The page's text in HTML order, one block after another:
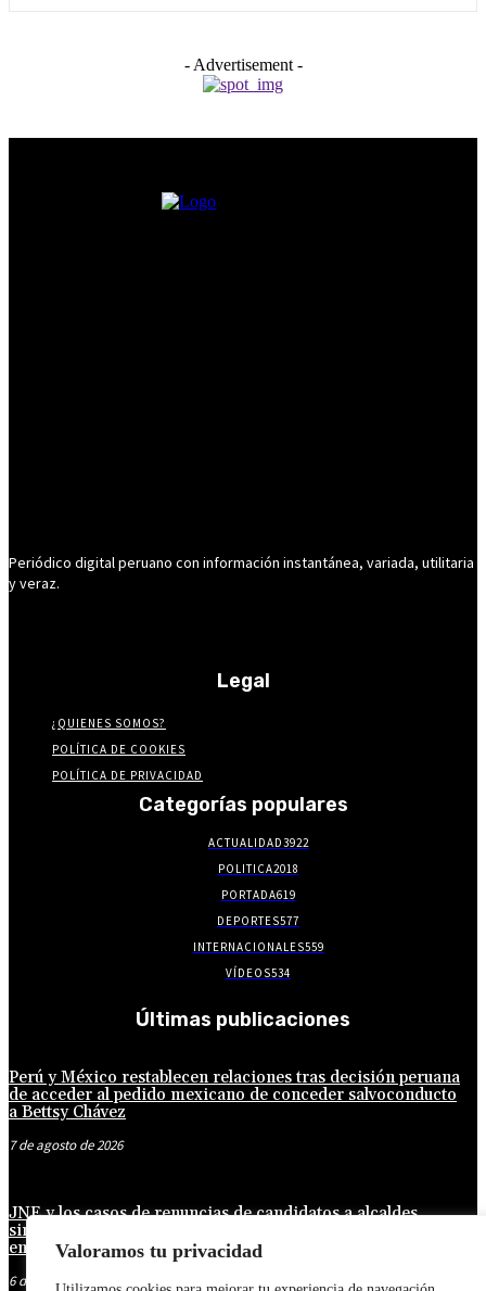
Valoramos tu privacidad
- Advertisement -
Periódico digital peruano con información instantánea, variada, utilitaria
y veraz.
Legal
¿QUIENES SOMOS?
POLÍTICA DE COOKIES
POLÍTICA DE PRIVACIDAD
Categorías populares
ACTUALIDAD3922
POLITICA2018
PORTADA619
DEPORTES577
INTERNACIONALES559
VÍDEOS534
Últimas publicaciones
Perú y México restablecen relaciones tras decisión peruana
de acceder al pedido mexicano de conceder salvoconducto
a Bettsy Chávez
7 de agosto de 2026
JNE y los casos de renuncias de candidatos a alcaldes
similares a los de López Aliaga: La Constitución está por
encima del reglamento
6 de agosto de 2026